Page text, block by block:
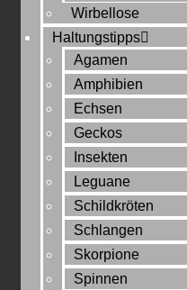
Wirbellose
Haltungstipps
Agamen
Amphibien
Echsen
Geckos
Insekten
Leguane
Schildkröten
Schlangen
Skorpione
Spinnen